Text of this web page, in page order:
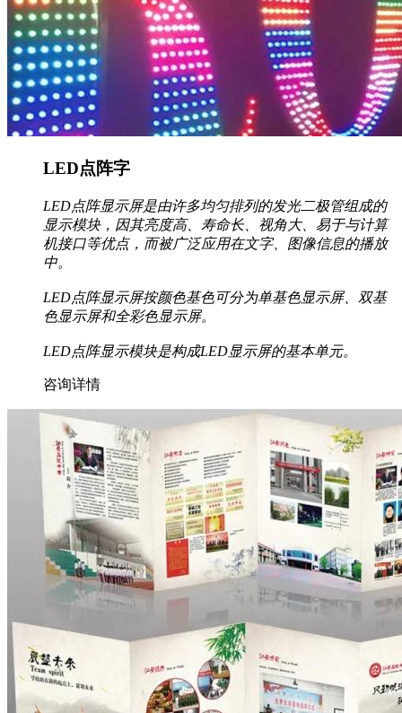
LED点阵字
LED点阵显示屏是由许多均匀排列的发光二极管组成的
显示模块，因其亮度高、寿命长、视角大、易于与计算
机接口等优点，而被广泛应用在文字、图像信息的播放
中。
LED点阵显示屏按颜色基色可分为单基色显示屏、双基
色显示屏和全彩色显示屏。
LED点阵显示模块是构成LED显示屏的基本单元。
咨询详情